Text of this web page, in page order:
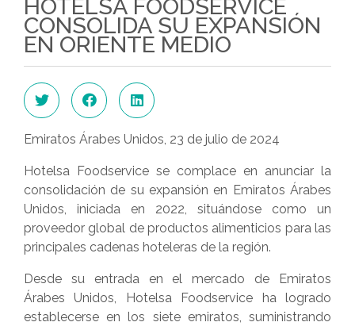
HOTELSA FOODSERVICE
CONSOLIDA SU EXPANSIÓN
EN ORIENTE MEDIO
Emiratos Árabes Unidos, 23 de julio de 2024
Hotelsa Foodservice se complace en anunciar la
consolidación de su expansión en Emiratos Árabes
Unidos, iniciada en 2022, situándose como un
proveedor global de productos alimenticios para las
principales cadenas hoteleras de la región.
Desde su entrada en el mercado de Emiratos
Árabes Unidos, Hotelsa Foodservice ha logrado
establecerse en los siete emiratos, suministrando